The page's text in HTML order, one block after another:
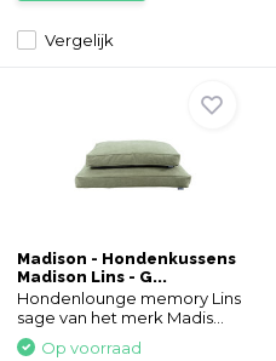
Vergelijk
Madison - Hondenkussens
Madison Lins - G...
Hondenlounge memory Lins
sage van het merk Madis...
Op voorraad